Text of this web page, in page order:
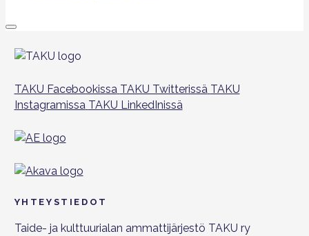
TAKU Facebookissa TAKU Twitterissä TAKU
Instagramissa TAKU LinkedInissä
YHTEYSTIEDOT
Taide- ja kulttuurialan ammattijärjestö TAKU ry